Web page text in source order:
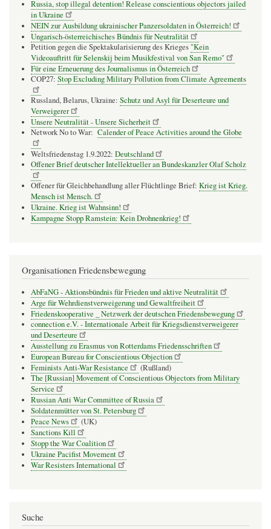
Russia, stop illegal detention! Release conscientious objectors jailed
in Ukraine
NEIN zur Ausbildung ukrainischer Panzersoldaten in Österreich!
Ungarisch-österreichisches Bündnis für Neutralität
Petition gegen die Spektakularisierung des Krieges "Kein
Videoauftritt für Selenskij beim Musikfestival von San Remo"
Für eine Erneuerung des Journalismus in Österreich
COP27: Stop Excluding Military Pollution from Climate Agreements
Russland, Belarus, Ukraine: Schutz und Asyl für Deserteure und
Verweigerer
Unsere Neutralität - Unsere Sicherheit
Network No to War: Calender of Peace Activities around the Globe
Weltsfriedenstag 1.9.2022: Deutschland
Offener Brief deutscher Intellektueller an Bundeskanzler Olaf Scholz
Offener für Gleichbehandlung aller Flüchtlinge Brief: Krieg ist Krieg.
Mensch ist Mensch.
Ukraine. Krieg ist Wahnsinn!
Kampagne Stopp Ramstein: Kein Drohnenkrieg!
Organisationen Friedensbewegung
AbFaNG - Aktionsbündnis für Frieden und aktive Neutralität
Arge für Wehrdienstverweigerung und Gewaltfreiheit
Friedenskooperative _ Netzwerk der deutschen Friedensbewegung
connection e.V. - Inter­na­tio­nale Arbeit für Kriegs­dienst­ver­wei­gerer
und Deser­teure
Ausstellung zu Erasmus von Rotterdams Friedensschriften
European Bureau for Conscientious Objection
Feminists Anti-War Resistance
(Rußland)
The [Russian] Movement of Conscientious Objectors from Military
Service
Russian Anti War Committee of Russia
Soldatenmütter von St. Petersburg
Peace News
(UK)
Sanctions Kill
Stopp the War Coalition
Ukraine Pacifist Movement
War Resisters International
Suche